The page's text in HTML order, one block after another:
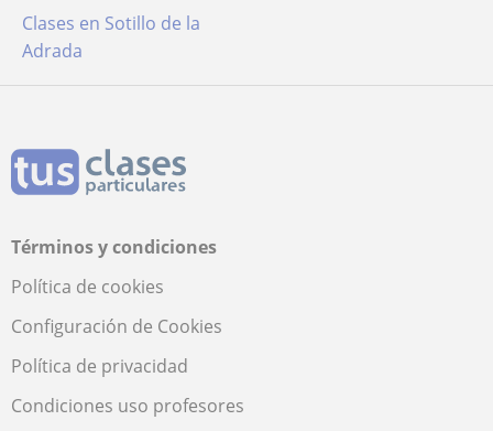
Clases en Sotillo de la
Adrada
Términos y condiciones
Política de cookies
Configuración de Cookies
Política de privacidad
Condiciones uso profesores